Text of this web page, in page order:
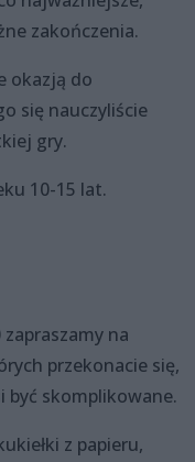
zakończenia.
okazją do
się nauczyliście
gry.
10-15 lat.
na
przekonacie się,
być skomplikowane.
z papieru,